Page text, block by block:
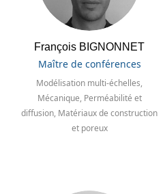
François BIGNONNET
Maître de conférences
Modélisation multi-échelles,
Mécanique, Perméabilité et
diffusion, Matériaux de construction
et poreux